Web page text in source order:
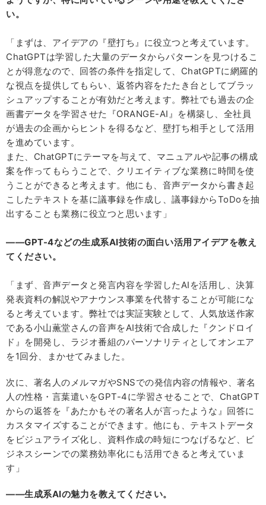
い。
「まずは、アイデアの『壁打ち』に役立つと考えています。
ChatGPTは学習した大量のデータからパターンを見つけるこ
とが得意なので、回答の条件を指定して、ChatGPTに網羅的
な視点を提供してもらい、返答内容をたたき台としてブラッ
シュアップすることが有効だと考えます。弊社でも過去の企
画書データを学習させた『ORANGE-AI』を構築し、全社員
が過去の企画からヒントを得るなど、壁打ち相手として活用
を進めています。
また、ChatGPTにテーマを与えて、マニュアルや記事の構成
案を作ってもらうことで、クリエイティブな業務に時間を使
うことができると考えます。他にも、音声データから書き起
こしたテキストを基に議事録を作成し、議事録からToDoを抽
出することも業務に役立つと思います」
――GPT-4などの生成系AI技術の面白い活用アイデアを教え
てください。
「まず、音声データと発言内容を学習したAIを活用し、決算
発表資料の解説やアナウンス事業を代替することが可能にな
ると考えています。弊社では実証実験として、人気放送作家
である小山薫堂さんの音声をAI技術で合成した『クンドロイ
ド』を開発し、ラジオ番組のパーソナリティとしてオンエア
を1回分、まかせてみました。
次に、著名人のメルマガやSNSでの発信内容の情報や、著名
人の性格・言葉遣いをGPT-4に学習させることで、ChatGPT
からの返答を『あたかもその著名人が言ったような』回答に
カスタマイズすることができます。他にも、テキストデータ
をビジュアライズ化し、資料作成の時短につなげるなど、ビ
ジネスシーンでの業務効率化にも活用できると考えていま
す」
――生成系AIの魅力を教えてください。